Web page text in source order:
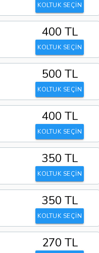
KOLTUK SEÇİN
400 TL
KOLTUK SEÇİN
500 TL
KOLTUK SEÇİN
400 TL
KOLTUK SEÇİN
350 TL
KOLTUK SEÇİN
350 TL
KOLTUK SEÇİN
270 TL